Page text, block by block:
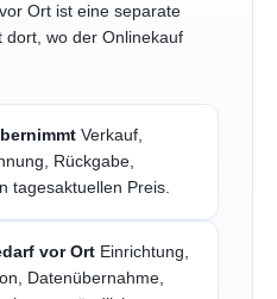
Ort ist eine separate
dort, wo der Onlinekauf
Verkauf,
Rückgabe,
tagesaktuellen Preis.
vor Ort Einrichtung,
Datenübernahme,